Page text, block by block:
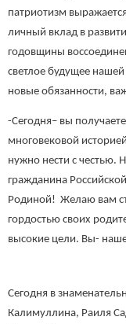
патриотизм
личный вклад в
годовщины
светлое будущее
новые обязанности,
-Сегодня– вы
многовековой
нужно нести с честью.
гражданина
Родиной! Желаю вам
гордостью своих
высокие цели. Вы-
Сегодня в
Калимуллина, Раиля